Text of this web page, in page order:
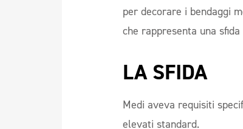
per decorare i bendaggi
che rappresenta una
LA SFIDA
Medi aveva requisiti
elevati standard.